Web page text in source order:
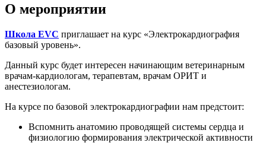
О мероприятии
Школа EVC приглашает на курс «Электрокардиография
базовый уровень».
Данный курс будет интересен начинающим ветеринарным
врачам-кардиологам, терапевтам, врачам ОРИТ и
анестезиологам.
На курсе по базовой электрокардиографии нам предстоит:
Вспомнить анатомию проводящей системы сердца и
физиологию формирования электрической активности